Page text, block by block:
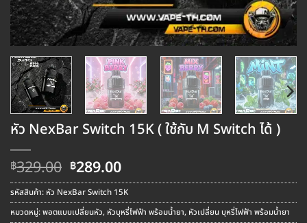
หัว NexBar Switch 15K ( ใช้กับ M Switch ได้ )
฿329.00 Original
price
was:
฿329.00.
฿289.00Current
price
is:
฿289.00.
รหัสสินค้า: หัว NexBar Switch 15K
หมวดหมู่:พอตแบบเปลี่ยนหัว, หัวบุหรี่ไฟฟ้า พร้อมน้ำยา, หัวเปลี่ยน บุหรี่ไฟฟ้า พร้อมน้ำยา